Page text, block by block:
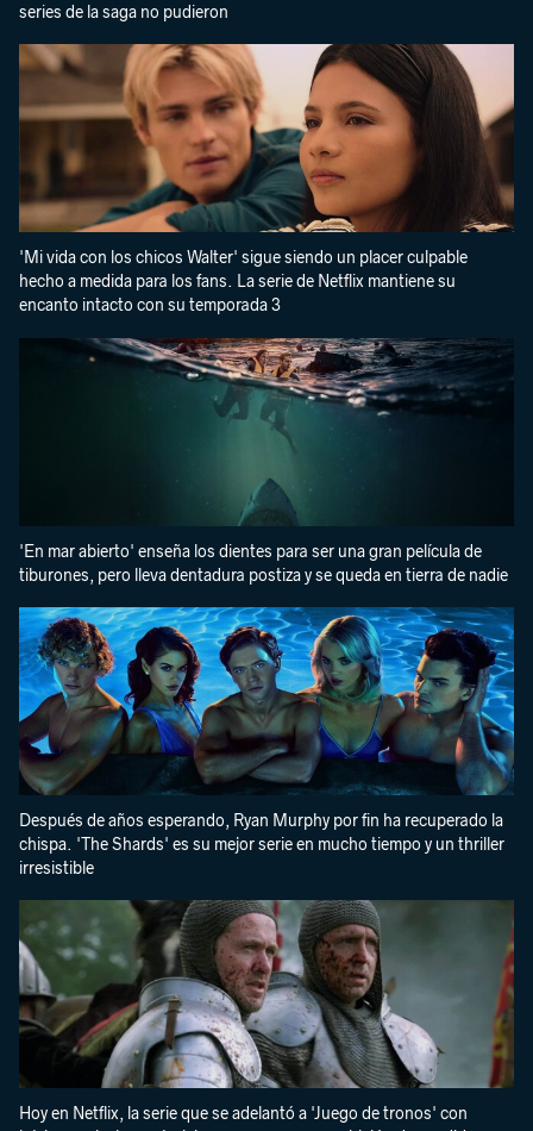
series de la saga no pudieron
'Mi vida con los chicos Walter' sigue siendo un placer culpable
hecho a medida para los fans. La serie de Netflix mantiene su
encanto intacto con su temporada 3
'En mar abierto' enseña los dientes para ser una gran película de
tiburones, pero lleva dentadura postiza y se queda en tierra de nadie
Después de años esperando, Ryan Murphy por fin ha recuperado la
chispa. 'The Shards' es su mejor serie en mucho tiempo y un thriller
irresistible
Hoy en Netflix, la serie que se adelantó a 'Juego de tronos' con